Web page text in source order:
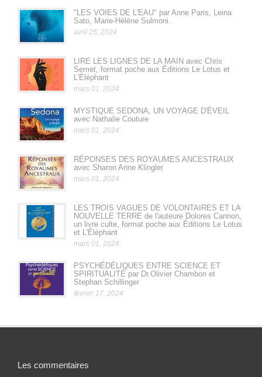
"LES VOIES DE L'EAU" par Anne Paris, Leina
Sato, Marie-Hélène Sulmoni.
avril 25, 2024
LIRE LES LIGNES DE LA MAIN avec Chris
Semet, format poche aux Éditions Le Lotus et
L'Éléphant
mars 01, 2024
MYSTIQUE SEDONA, UN VOYAGE D'ÉVEIL
avec Nathalie Couture
mars 01, 2024
RÉPONSES DES ROYAUMES ANCESTRAUX
avec Sharon Anne Klingler
mars 01, 2024
LES TROIS VAGUES DE VOLONTAIRES ET LA
NOUVELLE TERRE de l'auteure Dolores Cannon,
un livre culte, format poche aux Éditions Le Lotus
et L'Éléphant
mars 01, 2024
PSYCHÉDÉLIQUES ENTRE SCIENCE ET
SPIRITUALITÉ par Dr.Olivier Chambon et
Stephan Schillinger
février 17, 2024
Les commentaires